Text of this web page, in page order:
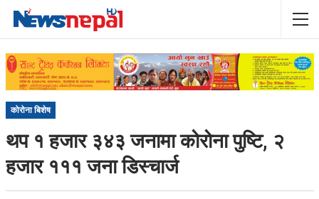
कोरोना बिशेष
थप १ हजार ३४३ जनामा कोरोना पुष्टि, २
हजार १११ जना डिस्चार्ज